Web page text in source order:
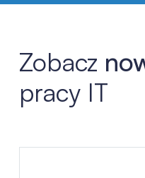
Zobacz
pracy IT